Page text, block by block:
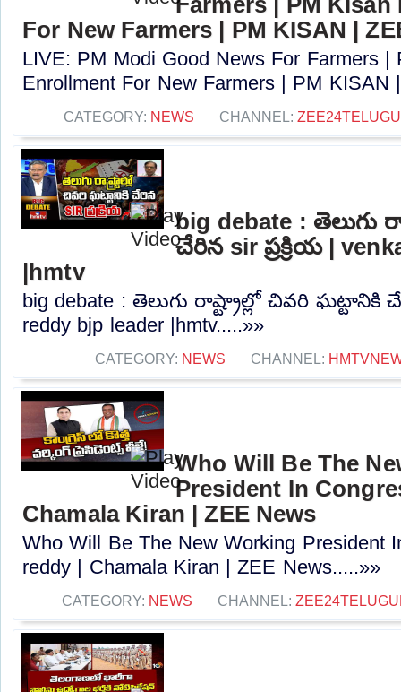
For New Farmers | PM KISAN |
LIVE: PM Modi Good News For Farmers |
Enrollment For New Farmers | PM KISAN
CATEGORY: NEWS CHANNEL:
big debate : తెలుగు
చేరిన sir ప్రక్రియ |
|hmtv
big debate : తెలుగు రాష్ట్రాల్లో చివరి ఘట్టానికి
reddy bjp leader |hmtv.....»»
CATEGORY: NEWS CHANNEL:
Who Will Be The
President In
Chamala Kiran | ZEE News
Who Will Be The New Working President
reddy | Chamala Kiran | ZEE News.....»»
CATEGORY: NEWS CHANNEL: